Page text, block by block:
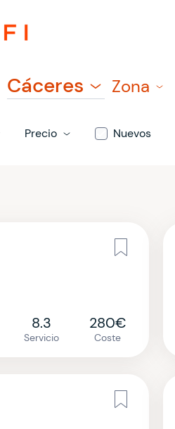
Cáceres Zona
Precio Nuevos
8.3
Servicio
280€
Coste